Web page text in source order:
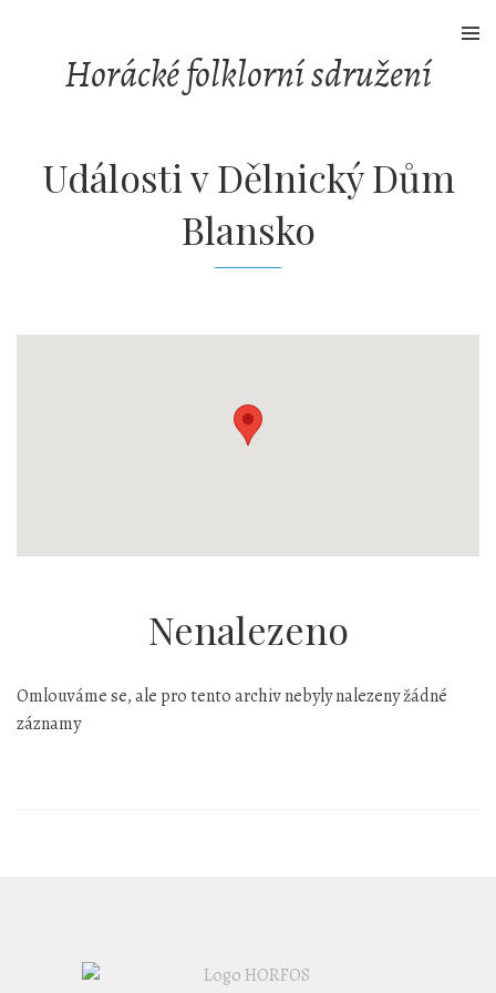
Horácké folklorní sdružení
Události vDělnický Dům
Blansko
Nenalezeno
Omlouváme se, ale pro tento archiv nebyly nalezeny žádné
záznamy